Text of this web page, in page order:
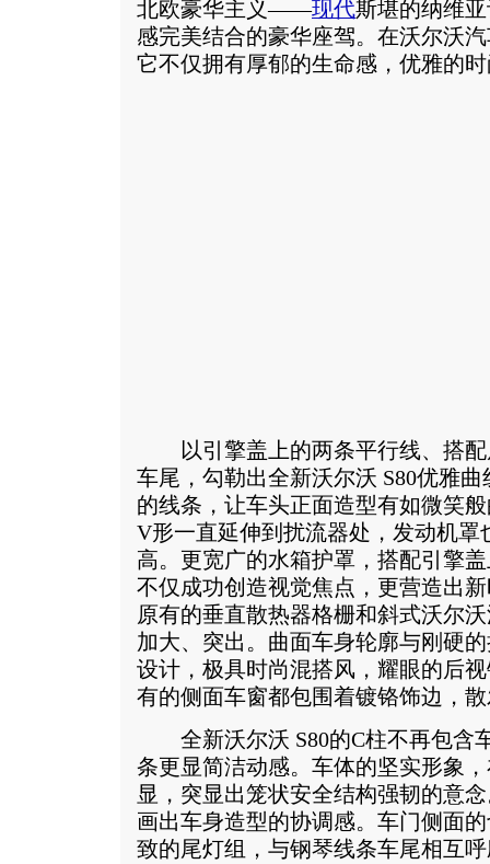
北欧豪华主义——现代斯堪的纳维
感完美结合的豪华座驾。在沃尔沃
它不仅拥有厚郁的生命感，优雅的
以引擎盖上的两条平行线、搭配
车尾，勾勒出全新沃尔沃 S80优雅
的线条，让车头正面造型有如微笑
V形一直延伸到扰流器处，发动机罩
高。更宽广的水箱护罩，搭配引擎
不仅成功创造视觉焦点，更营造出
原有的垂直散热器格栅和斜式沃尔
加大、突出。曲面车身轮廓与刚硬
设计，极具时尚混搭风，耀眼的后
有的侧面车窗都包围着镀铬饰边，
全新沃尔沃 S80的C柱不再包含
条更显简洁动感。车体的坚实形象
显，突显出笼状安全结构强韧的意
画出车身造型的协调感。车门侧面
致的尾灯组，与钢琴线条车尾相互